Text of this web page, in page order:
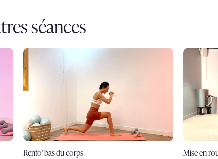
séances
Renfo' bas du corps Mise en